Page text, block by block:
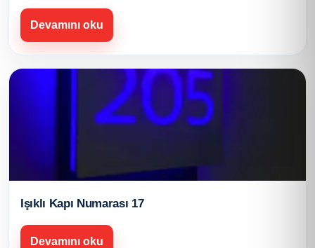
Devamını oku
Işıklı Kapı Numarası 17
Devamını oku